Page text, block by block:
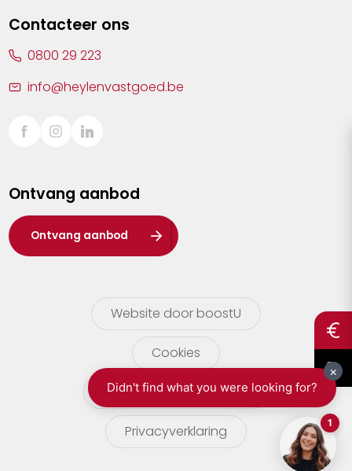
Sint-Truiden
Waasland
Wuustwezel
Zoersel
Contacteer ons
0800 29 223
info@heylenvastgoed.be
Ontvang aanbod
Ontvang aanbod
Website door boostU
Cookies
gebruikersvoorwaarden
Privacyverklaring